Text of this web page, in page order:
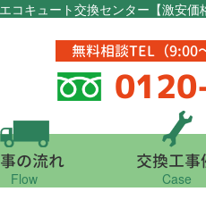
キュート交換センター【激安価
無料相談TEL（9:00
の流れ
Flow
交換工事
Case